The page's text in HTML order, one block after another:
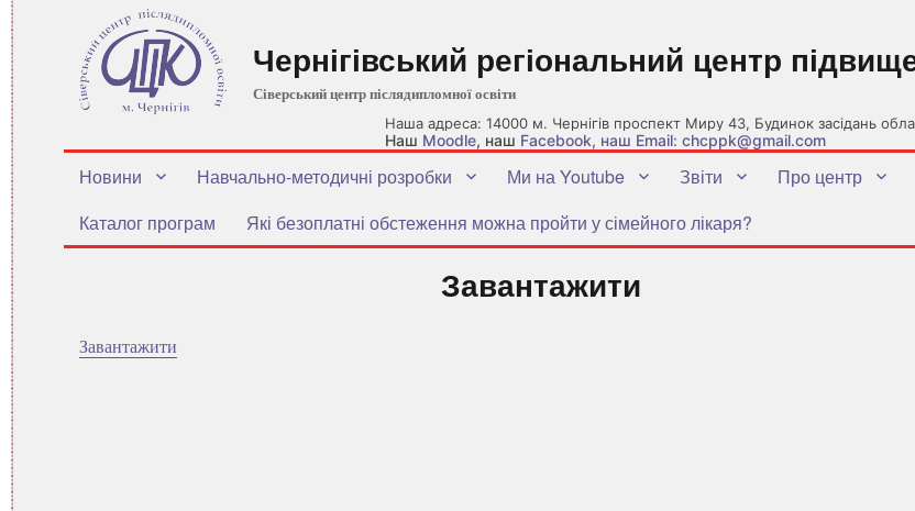
Наша адреса: 14000 м. Чернігів проспект Миру 43, Будинок засідань
Наш Moodle, наш Facebook, наш Email: chcppk@gmail.com
Чернігівський регіональний центр
Сіверський центр післядипломної освіти
Новини Навчально-методичні розробки Ми на Youtube Звіти Про центр
Каталог програм
Які безоплатні обстеження можна пройти у сімейного лікаря?
Завантажити
Завантажити